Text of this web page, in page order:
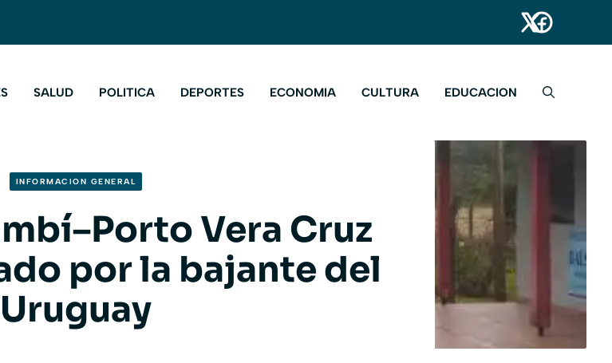
SALUD POLITICA DEPORTES ECONOMIA CULTURA EDUCACION
INFORMACION GENERAL
Vera Cruz
por la bajante del
Uruguay